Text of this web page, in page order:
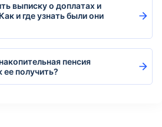
выписку о доплатах и
и где узнать были они
пенсия
ее получить?